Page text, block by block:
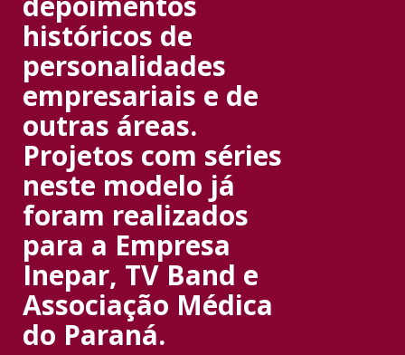
históricos de
personalidades
empresariais e de
outras áreas.
Projetos com séries
neste modelo já
foram realizados
para a Empresa
Inepar, TV Band e
Associação Médica
do Paraná.